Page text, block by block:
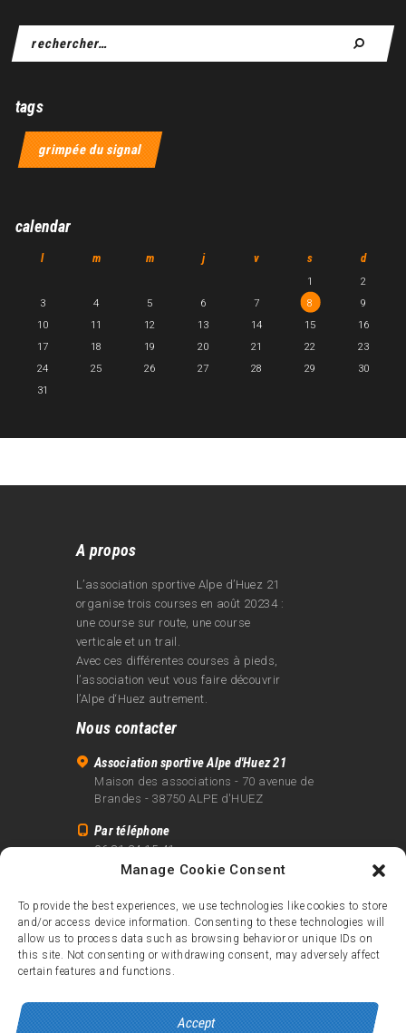
Manage Cookie Consent
To provide the best experiences, we use technologies like cookies to store
and/or access device information. Consenting to these technologies will
allow us to process data such as browsing behavior or unique IDs on
this site. Not consenting or withdrawing consent, may adversely affect
certain features and functions.
Accept
tags
grimpée du signal
calendar
l m m j v s d
1
2
3
4 5 6 7 8
9
10
11 12 13 14 15
16
17
18 19 20 21 22
23
24
25 26 27 28 29
30
31
A propos
L’association sportive Alpe d’Huez 21
organise trois courses en août 20234 :
une course sur route, une course
verticale et un trail.
Avec ces différentes courses à pieds,
l’association veut vous faire découvrir
l’Alpe d‘Huez autrement.
Nous contacter
Association sportive Alpe d'Huez 21
Maison des associations - 70 avenue de
Brandes - 38750 ALPE d'HUEZ
Par téléphone
06 81 24 15 41
info@alpe21.fr
Mentions légales
Contact
crédits